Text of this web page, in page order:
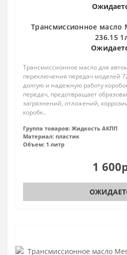
Трансмиссионное масло
236.15
Трансмиссионное масло для
переключения передач моделей
долгую и надежную работу
передач, предотвращает
загрязнений, отложений,
коробк..
Группа товаров: Жидкость АКПП
Материал: пластик
Объем: 1 литр
1